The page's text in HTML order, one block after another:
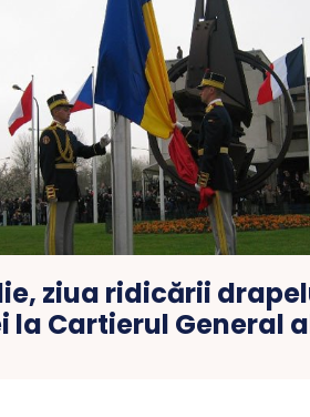
ziua ridicării
la Cartierul General